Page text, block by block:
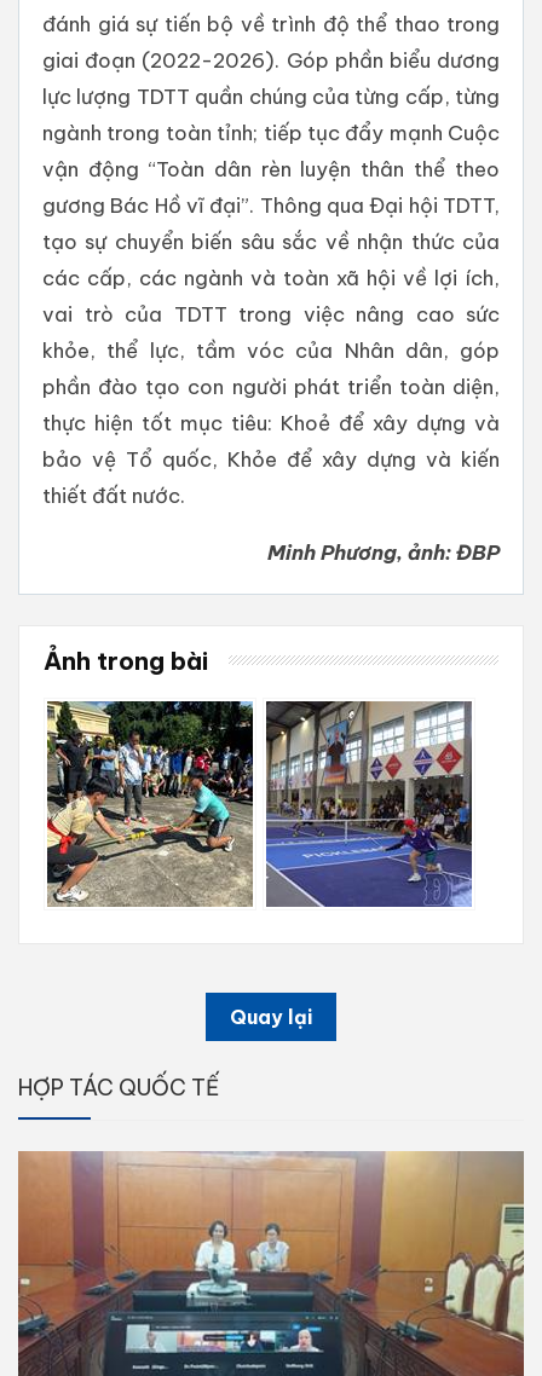
đánh giá sự tiến bộ về trình độ thể thao trong
giai đoạn (2022-2026). Góp phần biểu dương
lực lượng TDTT quần chúng của từng cấp, từng
ngành trong toàn tỉnh; tiếp tục đẩy mạnh Cuộc
vận động “Toàn dân rèn luyện thân thể theo
gương Bác Hồ vĩ đại”. Thông qua Đại hội TDTT,
tạo sự chuyển biến sâu sắc về nhận thức của
các cấp, các ngành và toàn xã hội về lợi ích,
vai trò của TDTT trong việc nâng cao sức
khỏe, thể lực, tầm vóc của Nhân dân, góp
phần đào tạo con người phát triển toàn diện,
thực hiện tốt mục tiêu: Khoẻ để xây dựng và
bảo vệ Tổ quốc, Khỏe để xây dựng và kiến
thiết đất nước.
Minh Phương, ảnh: ĐBP
Ảnh trong bài
Quay lại
HỢP TÁC QUỐC TẾ